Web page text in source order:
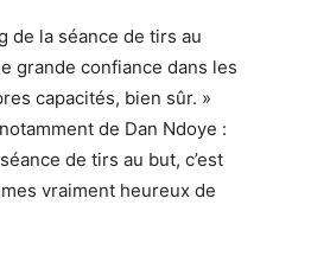
de la séance de tirs au
grande confiance dans les
capacités, bien sûr. »
de Dan Ndoye :
de tirs au but, c’est
vraiment heureux de